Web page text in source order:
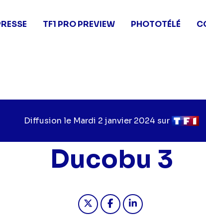
TF1 PRO PREVIEW PHOTOTÉLÉ
Diffusion le Jour
diffusion
Mardi 2 janvier 2024 surChaîne
Ducobu 3
Partager "2024-01-02
Partager "2024-01-